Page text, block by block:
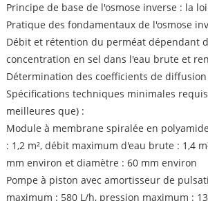
Principe de base de l'osmose inverse : la
Pratique des fondamentaux de l'osmose
Débit et rétention du perméat dépendant
concentration en sel dans l'eau brute et
Détermination des coefficients de diffusion
Spécifications techniques minimales
meilleures que) :
Module à membrane spiralée en
: 1,2 m², débit maximum d'eau brute : 1,4
mm environ et diamètre : 60 mm environ
Pompe à piston avec amortisseur de
maximum : 580 L/h, pression maximum :